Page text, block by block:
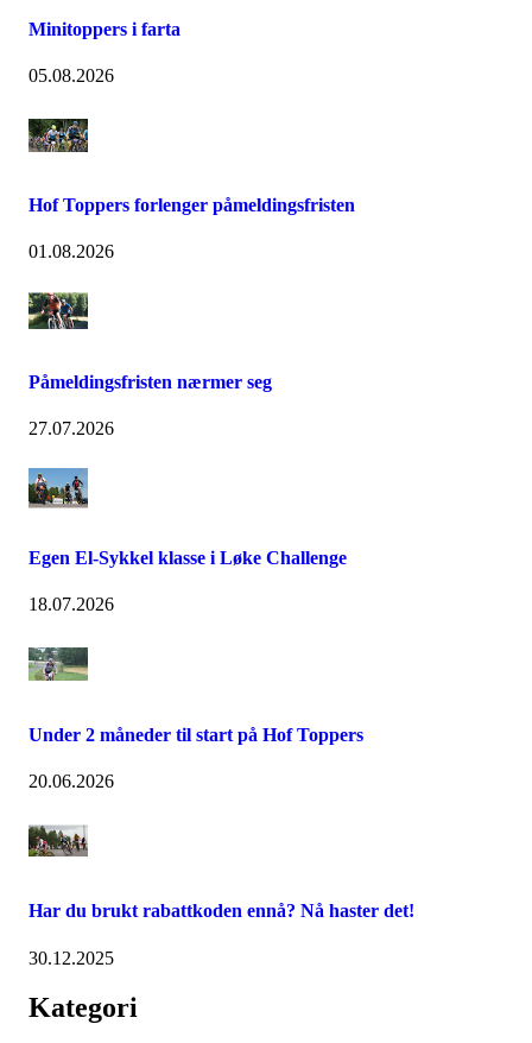
Minitoppers i farta
05.08.2026
Hof Toppers forlenger påmeldingsfristen
01.08.2026
Påmeldingsfristen nærmer seg
27.07.2026
Egen El-Sykkel klasse i Løke Challenge
18.07.2026
Under 2 måneder til start på Hof Toppers
20.06.2026
Har du brukt rabattkoden ennå? Nå haster det!
30.12.2025
Kategori